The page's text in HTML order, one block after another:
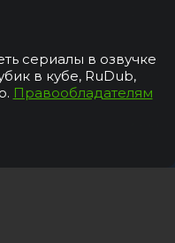
сериалы в озвучке
в кубе, RuDub,
Правообладателям